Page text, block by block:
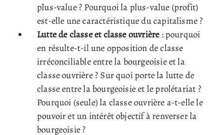
plus-value ? Pourquoi la plus-value (profit)
est-elle une caractéristique du capitalisme ?
Lutte de classe et classe ouvrière: pourquoi
en résulte-t-il une opposition de classe
irréconciliable entre la bourgeoisie et la
classe ouvrière ? Sur quoi porte la lutte de
classe entre la bourgeoisie et le prolétariat ?
Pourquoi (seule) la classe ouvrière a-t-elle le
pouvoir et un intérêt objectif à renverser la
bourgeoisie ?